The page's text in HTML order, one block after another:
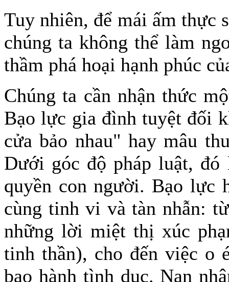
Tuy nhiên, để mái ấm thực
chúng ta không thể làm
thầm phá hoại hạnh phúc
Chúng ta cần nhận thức
Bạo lực gia đình tuyệt đối
cửa bảo nhau" hay mâu
Dưới góc độ pháp luật,
quyền con người. Bạo lực
cùng tinh vi và tàn nhẫn:
những lời miệt thị xúc
tinh thần), cho đến việc o
bạo hành tình dục. Nạn